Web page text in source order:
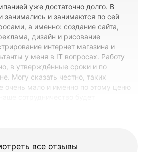
уже достаточно долго. В
занимались и занимаются по сей
а именно: создание сайта,
дизайн и рисование
интернет магазина и
у меня в IT вопросах. Работу
в утверждённые сроки и по
Могу сказать честно, таких
очень мало и именно по этому ценю
все отзывы